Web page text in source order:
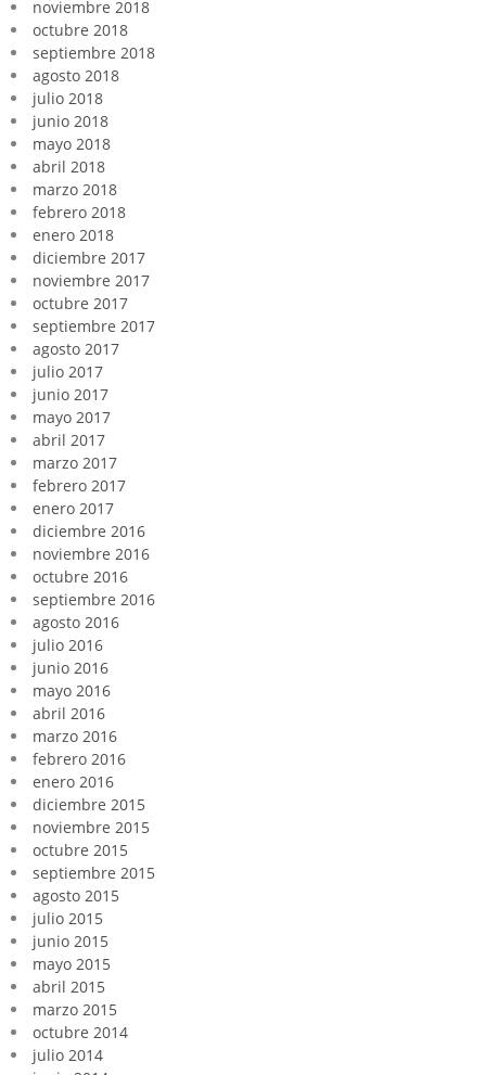
noviembre 2018
octubre 2018
septiembre 2018
agosto 2018
julio 2018
junio 2018
mayo 2018
abril 2018
marzo 2018
febrero 2018
enero 2018
diciembre 2017
noviembre 2017
octubre 2017
septiembre 2017
agosto 2017
julio 2017
junio 2017
mayo 2017
abril 2017
marzo 2017
febrero 2017
enero 2017
diciembre 2016
noviembre 2016
octubre 2016
septiembre 2016
agosto 2016
julio 2016
junio 2016
mayo 2016
abril 2016
marzo 2016
febrero 2016
enero 2016
diciembre 2015
noviembre 2015
octubre 2015
septiembre 2015
agosto 2015
julio 2015
junio 2015
mayo 2015
abril 2015
marzo 2015
octubre 2014
julio 2014